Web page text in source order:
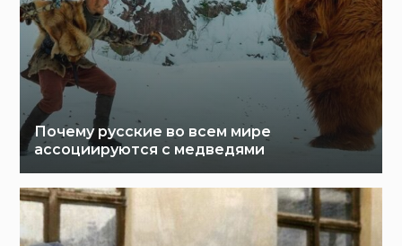
Почему русские во всем мире
ассоциируются с медведями